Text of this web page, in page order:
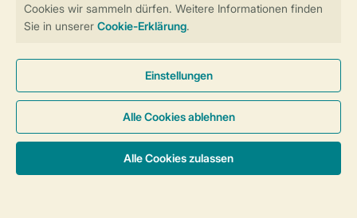
Weitere Informationen und Einstellungen
Allgemeine Bedingungen Impressum
Cookies und Banner
Barrierefreiheit